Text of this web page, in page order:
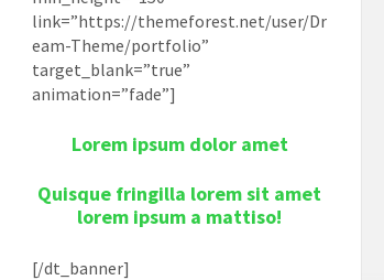
link=”https://themeforest.net/user/Dr
eam-Theme/portfolio”
target_blank=”true”
animation=”fade”]
Lorem ipsum dolor amet
Quisque fringilla lorem sit amet
lorem ipsum a mattiso!
[/dt_banner]